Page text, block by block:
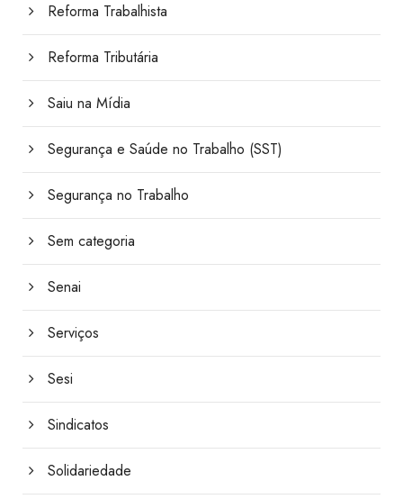
Reforma Trabalhista
Reforma Tributária
Saiu na Mídia
Segurança e Saúde no Trabalho (SST)
Segurança no Trabalho
Sem categoria
Senai
Serviços
Sesi
Sindicatos
Solidariedade